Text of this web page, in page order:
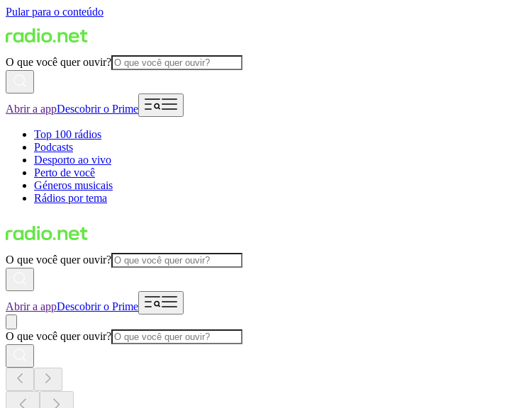
Pular para o conteúdo
O que você quer ouvir?
Abrir a appDescobrir o Prime
Top 100 rádios
Podcasts
Desporto ao vivo
Perto de você
Géneros musicais
Rádios por tema
O que você quer ouvir?
Abrir a appDescobrir o Prime
O que você quer ouvir?